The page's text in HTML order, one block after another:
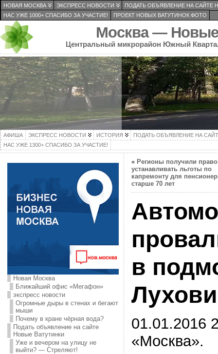
НОВАЯ МОСКВА ЭКСПРЕСС НОВОСТИ
ПОДАТЬ ОБЪЯВЛЕНИЕ НА САЙТЕ
НАС УЖЕ 1000+ СПАСИБО ЗА УЧАСТИЕ!
ПРОЕКТ НОВЫХ ВАТУТИНОК ФОТО
Москва — Новые
Центральный микрорайон Южный
АФИША ЭКСПРЕСС НОВОСТИ ИСТОРИЯ
ПОДАТЬ ОБЪЯВЛЕНИЕ НА
НАС УЖЕ 1300+ СПАСИБО ЗА УЧАСТИЕ!
Новая Москва
Ближайший офис «Мегафон»
экспресс новости
Огромные дыры в стенах и бегают
мыши
Почему в кране чёрная вода?
Подать объявление на сайте
Новые Ватутинки
Уже и вечером на улицу не
выйти? — Стреляют!
« Регионы получили право
устанавливать льготы по
капремонту для
старше 70 лет
в
01.01.2016
«Москва».